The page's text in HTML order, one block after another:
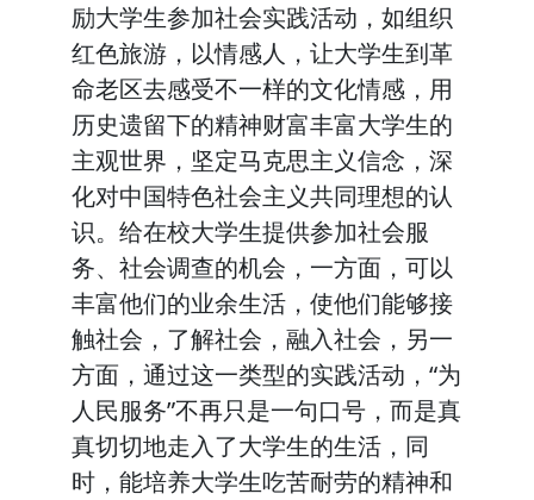
励大学生参加社会实践活动，如组织
红色旅游，以情感人，让大学生到革
命老区去感受不一样的文化情感，用
历史遗留下的精神财富丰富大学生的
主观世界，坚定马克思主义信念，深
化对中国特色社会主义共同理想的认
识。给在校大学生提供参加社会服
务、社会调查的机会，一方面，可以
丰富他们的业余生活，使他们能够接
触社会，了解社会，融入社会，另一
方面，通过这一类型的实践活动，“为
人民服务”不再只是一句口号，而是真
真切切地走入了大学生的生活，同
时，能培养大学生吃苦耐劳的精神和